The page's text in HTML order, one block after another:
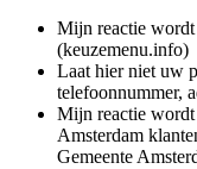
Mijn reactie wordt
(keuzemenu.info)
Laat hier niet uw
telefoonnummer,
Mijn reactie wordt
Amsterdam
Gemeente